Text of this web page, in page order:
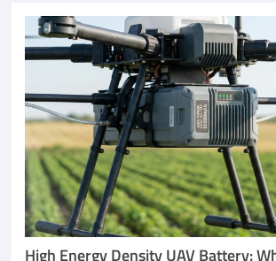
High Energy Density UAV Battery: